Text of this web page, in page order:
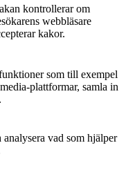
kontrollerar om
webbläsare
kakor.
som till exempel
plattformar, samla in
vad som hjälper